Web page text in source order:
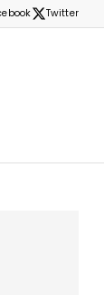
Twitter